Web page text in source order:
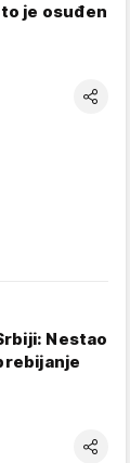
je osuđen
Nestao